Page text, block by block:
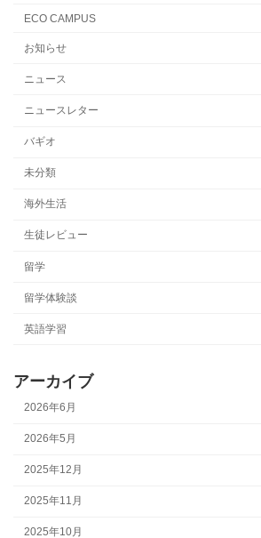
ECO CAMPUS
お知らせ
ニュース
ニュースレター
バギオ
未分類
海外生活
生徒レビュー
留学
留学体験談
英語学習
アーカイブ
2026年6月
2026年5月
2025年12月
2025年11月
2025年10月